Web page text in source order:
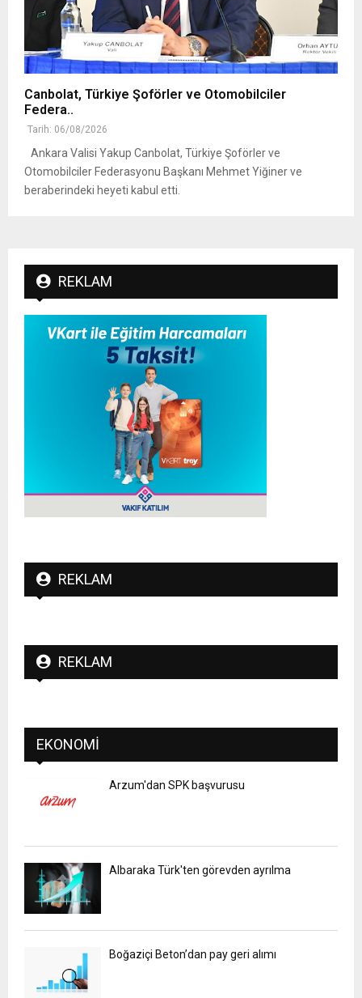
Canbolat, Türkiye Şoförler ve Otomobilciler
Federa..
Tarih: 06/08/2026
Ankara Valisi Yakup Canbolat, Türkiye Şoförler ve
Otomobilciler Federasyonu Başkanı Mehmet Yiğiner ve
beraberindeki heyeti kabul etti.
REKLAM
REKLAM
REKLAM
EKONOMI
Arzum'dan SPK başvurusu
Albaraka Türk'ten görevden ayrılma
Boğaziçi Beton’dan pay geri alımı